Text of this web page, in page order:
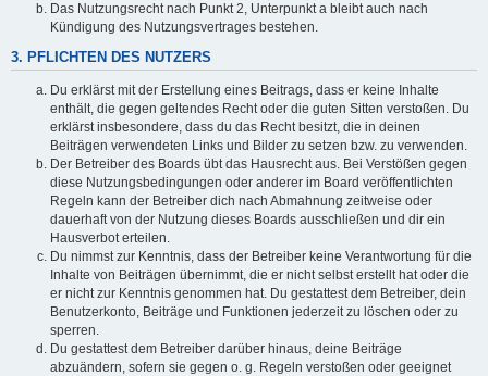
Das Nutzungsrecht nach Punkt 2, Unterpunkt a bleibt auch nach
Kündigung des Nutzungsvertrages bestehen.
3. PFLICHTEN DES NUTZERS
Du erklärst mit der Erstellung eines Beitrags, dass er keine Inhalte
enthält, die gegen geltendes Recht oder die guten Sitten verstoßen. Du
erklärst insbesondere, dass du das Recht besitzt, die in deinen
Beiträgen verwendeten Links und Bilder zu setzen bzw. zu verwenden.
Der Betreiber des Boards übt das Hausrecht aus. Bei Verstößen gegen
diese Nutzungsbedingungen oder anderer im Board veröffentlichten
Regeln kann der Betreiber dich nach Abmahnung zeitweise oder
dauerhaft von der Nutzung dieses Boards ausschließen und dir ein
Hausverbot erteilen.
Du nimmst zur Kenntnis, dass der Betreiber keine Verantwortung für die
Inhalte von Beiträgen übernimmt, die er nicht selbst erstellt hat oder die
er nicht zur Kenntnis genommen hat. Du gestattest dem Betreiber, dein
Benutzerkonto, Beiträge und Funktionen jederzeit zu löschen oder zu
sperren.
Du gestattest dem Betreiber darüber hinaus, deine Beiträge
abzuändern, sofern sie gegen o. g. Regeln verstoßen oder geeignet